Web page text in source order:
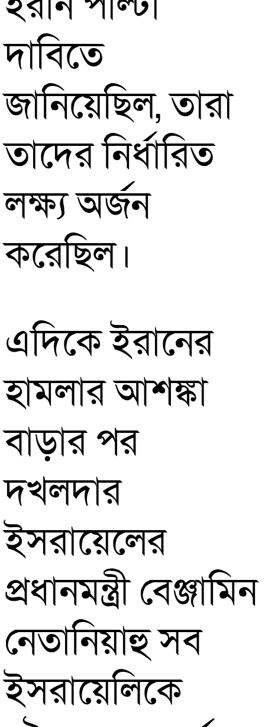
দাবিতে
জানিয়েছিল, তারা
তাদের নির্ধারিত
লক্ষ্য অর্জন
করেছিল।
এদিকে ইরানের
হামলার আশঙ্কা
বাড়ার পর
দখলদার
ইসরায়েলের
প্রধানমন্ত্রী বেঞ্জামিন
নেতানিয়াহু সব
ইসরায়েলিকে